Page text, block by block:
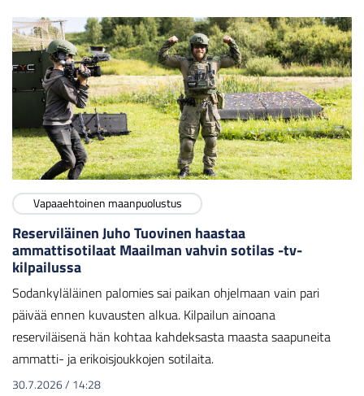
Vapaaehtoinen maanpuolustus
Reserviläinen Juho Tuovinen haastaa
ammattisotilaat Maailman vahvin sotilas -tv-
kilpailussa
Sodankyläläinen palomies sai paikan ohjelmaan vain pari
päivää ennen kuvausten alkua. Kilpailun ainoana
reserviläisenä hän kohtaa kahdeksasta maasta saapuneita
ammatti- ja erikoisjoukkojen sotilaita.
30.7.2026/ 14:28